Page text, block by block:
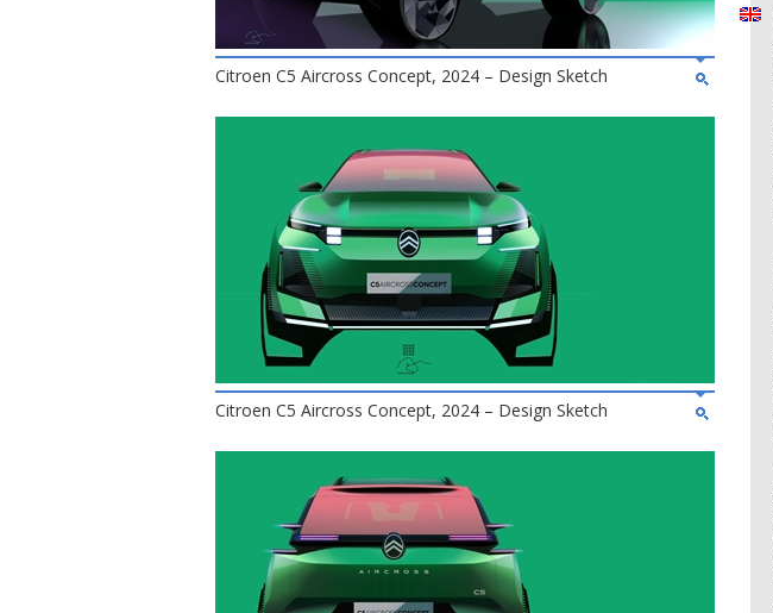
Citroen C5 Aircross Concept, 2024 – Design Sketch
Citroen C5 Aircross Concept, 2024 – Design Sketch